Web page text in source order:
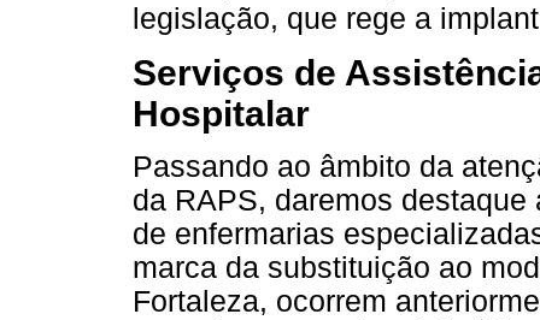
legislação, que rege a
Serviços de
Hospitalar
Passando ao âmbito da
da RAPS, daremos
de enfermarias
marca da substituição ao
Fortaleza, ocorrem